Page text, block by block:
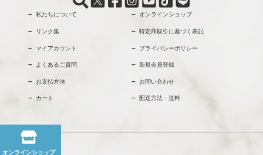
オンラインショップ
私たちについて オンラインショップ
リンク集 特定商取引に基づく表記
マイアカウント プライバシーポリシー
よくあるご質問 新規会員登録
お支払方法 お問い合わせ
カート 配送方法・送料